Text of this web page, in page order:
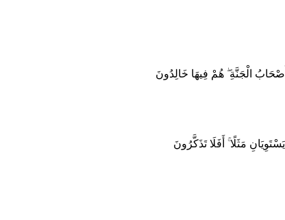
أَصْحَابُ الْجَنَّةِ ۖ هُمْ فِيهَا خَالِدُونَ
مَثَلًا ۚ أَفَلَا تَذَكَّرُونَ